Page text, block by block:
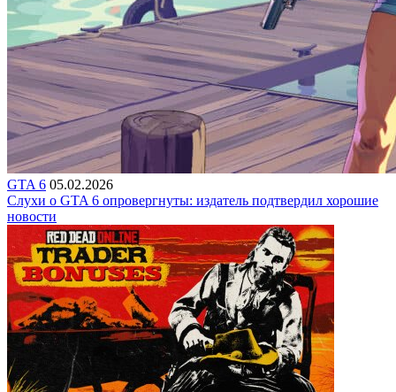
GTA 6 05.02.2026
Слухи о GTA 6 опровергнуты: издатель подтвердил хорошие
новости